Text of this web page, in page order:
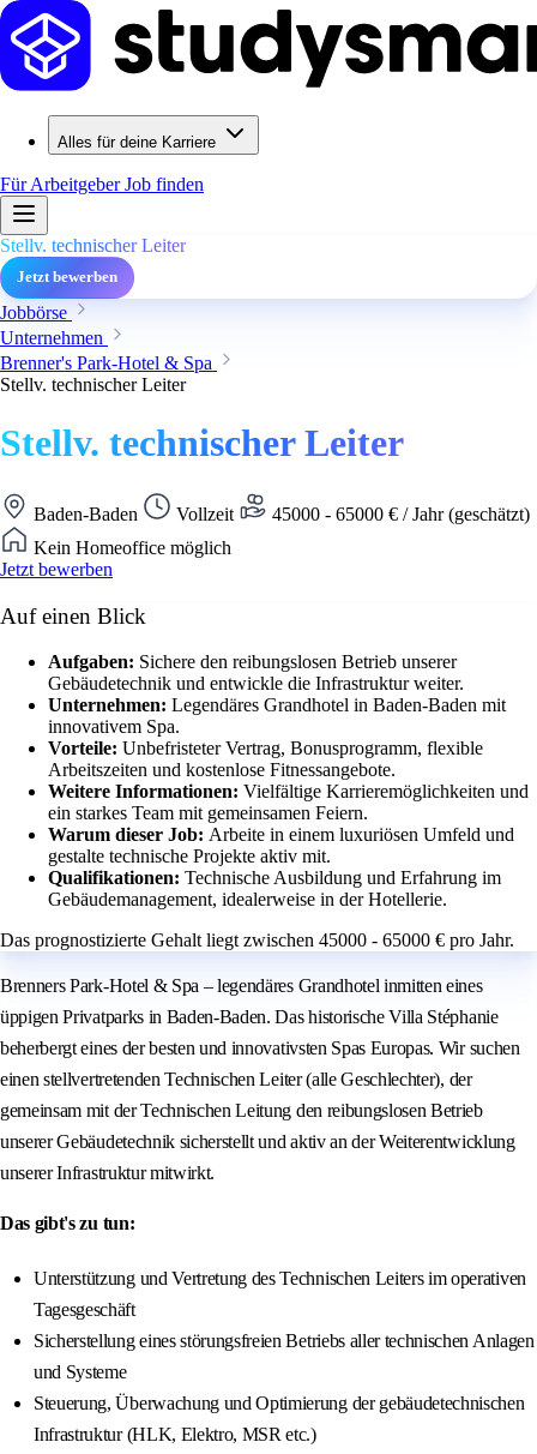
Alles für deine Karriere
Für ArbeitgeberJob finden
Stellv. technischer Leiter
Jetzt bewerben
Jobbörse
Unternehmen
Brenner's Park-Hotel & Spa
Stellv. technischer Leiter
Stellv. technischer Leiter
Baden-Baden Vollzeit
45000 - 65000 € / Jahr (geschätzt)
Kein Homeoffice möglich
Jetzt bewerben
Auf einen Blick
Aufgaben: Sichere den reibungslosen Betrieb unserer
Gebäudetechnik und entwickle die Infrastruktur weiter.
Unternehmen: Legendäres Grandhotel in Baden-Baden mit
innovativem Spa.
Vorteile: Unbefristeter Vertrag, Bonusprogramm, flexible
Arbeitszeiten und kostenlose Fitnessangebote.
Weitere Informationen: Vielfältige Karrieremöglichkeiten und
ein starkes Team mit gemeinsamen Feiern.
Warum dieser Job: Arbeite in einem luxuriösen Umfeld und
gestalte technische Projekte aktiv mit.
Qualifikationen: Technische Ausbildung und Erfahrung im
Gebäudemanagement, idealerweise in der Hotellerie.
Das prognostizierte Gehalt liegt zwischen 45000 - 65000 € pro Jahr.
Brenners Park-Hotel & Spa – legendäres Grandhotel inmitten eines
üppigen Privatparks in Baden-Baden. Das historische Villa Stéphanie
beherbergt eines der besten und innovativsten Spas Europas. Wir suchen
einen stellvertretenden Technischen Leiter (alle Geschlechter), der
gemeinsam mit der Technischen Leitung den reibungslosen Betrieb
unserer Gebäudetechnik sicherstellt und aktiv an der Weiterentwicklung
unserer Infrastruktur mitwirkt.
Das gibt's zu tun:
Unterstützung und Vertretung des Technischen Leiters im operativen
Tagesgeschäft
Sicherstellung eines störungsfreien Betriebs aller technischen Anlagen
und Systeme
Steuerung, Überwachung und Optimierung der gebäudetechnischen
Infrastruktur (HLK, Elektro, MSR etc.)